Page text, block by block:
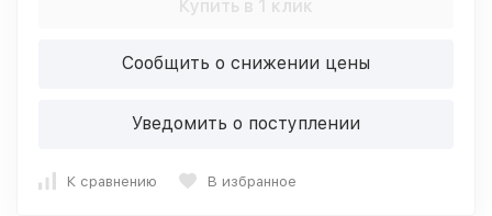
Купить в 1 клик
Сообщить о снижении цены
Уведомить о поступлении
К сравнению В избранное